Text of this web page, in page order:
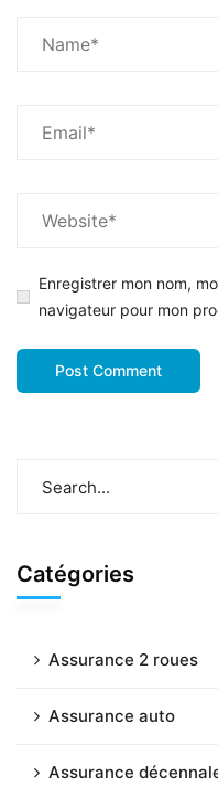
Enregistrer mon nom,
navigateur pour mon
Catégories
Assurance 2 roues
Assurance auto
Assurance